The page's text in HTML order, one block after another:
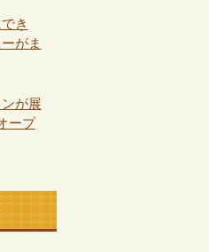
き
がま
が展
ープ